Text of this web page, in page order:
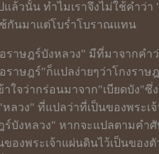
แล้วนั้น ทำไมเราจึงไม่ใช้คำว่
ช้กันมาแต่โบร่ำโบราณแทน
ราษฎร์บังหลวง" มีที่มาจากคำ
ราษฎร์"ก็แปลง่ายๆว่าโกงราษ
าใจว่ากร่อนมาจาก"เบียดบัง"ซึ่
ลวง" ที่แปลว่าที่เป็นของพระเ
บังหลวง" หากจะแปลตามคำ
ของพระเจ้าแผ่นดินไว้เป็นขอ